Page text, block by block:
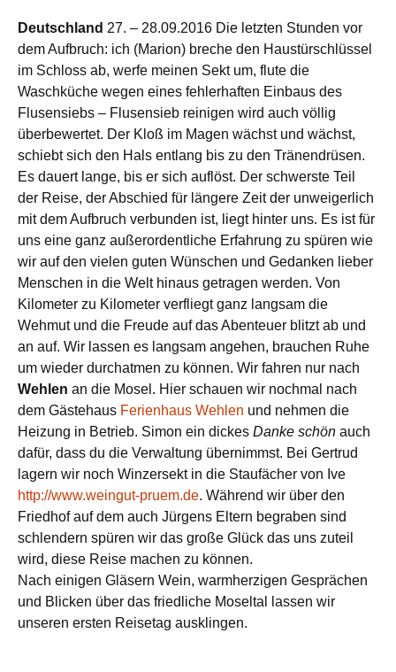
Deutschland 27. – 28.09.2016 Die letzten Stunden vor
dem Aufbruch: ich (Marion) breche den Haustürschlüssel
im Schloss ab, werfe meinen Sekt um, flute die
Waschküche wegen eines fehlerhaften Einbaus des
Flusensiebs – Flusensieb reinigen wird auch völlig
überbewertet. Der Kloß im Magen wächst und wächst,
schiebt sich den Hals entlang bis zu den Tränendrüsen.
Es dauert lange, bis er sich auflöst. Der schwerste Teil
der Reise, der Abschied für längere Zeit der unweigerlich
mit dem Aufbruch verbunden ist, liegt hinter uns. Es ist für
uns eine ganz außerordentliche Erfahrung zu spüren wie
wir auf den vielen guten Wünschen und Gedanken lieber
Menschen in die Welt hinaus getragen werden. Von
Kilometer zu Kilometer verfliegt ganz langsam die
Wehmut und die Freude auf das Abenteuer blitzt ab und
an auf. Wir lassen es langsam angehen, brauchen Ruhe
um wieder durchatmen zu können. Wir fahren nur nach
Wehlen an die Mosel. Hier schauen wir nochmal nach
dem Gästehaus Ferienhaus Wehlen und nehmen die
Heizung in Betrieb. Simon ein dickes Danke schön auch
dafür, dass du die Verwaltung übernimmst. Bei Gertrud
lagern wir noch Winzersekt in die Staufächer von Ive
http://www.weingut-pruem.de. Während wir über den
Friedhof auf dem auch Jürgens Eltern begraben sind
schlendern spüren wir das große Glück das uns zuteil
wird, diese Reise machen zu können.
Nach einigen Gläsern Wein, warmherzigen Gesprächen
und Blicken über das friedliche Moseltal lassen wir
unseren ersten Reisetag ausklingen.